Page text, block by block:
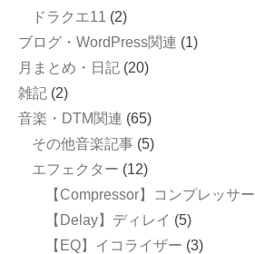
ドラクエ11 (2)
ブログ・WordPress関連 (1)
月まとめ・日記 (20)
雑記 (2)
音楽・DTM関連 (65)
その他音楽記事 (5)
エフェクター (12)
【Compressor】コンプレッサー
【Delay】ディレイ (5)
【EQ】イコライザー (3)